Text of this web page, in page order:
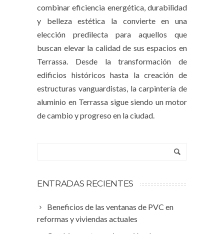
combinar eficiencia energética, durabilidad
y belleza estética la convierte en una
elección predilecta para aquellos que
buscan elevar la calidad de sus espacios en
Terrassa. Desde la transformación de
edificios históricos hasta la creación de
estructuras vanguardistas, lacarpintería de
aluminio en Terrassa sigue siendo un motor
de cambio y progreso en la ciudad.
ENTRADAS RECIENTES
Beneficios de las ventanas de PVC en
reformas y viviendas actuales